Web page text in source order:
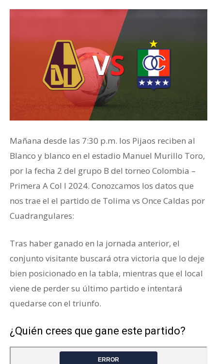
Mañana desde las 7:30 p.m. los Pijaos reciben al
Blanco y blanco en el estadio Manuel Murillo Toro,
por la fecha 2 del grupo B del torneo Colombia –
Primera A Col I 2024. Conozcamos los datos que
nos trae el el partido de Tolima vs Once Caldas por
Cuadrangulares:
Tras haber ganado en la jornada anterior, el
conjunto visitante buscará otra victoria que lo deje
bien posicionado en la tabla, mientras que el local
viene de perder su último partido e intentará
quedarse con el triunfo.
¿Quién crees que gane este partido?